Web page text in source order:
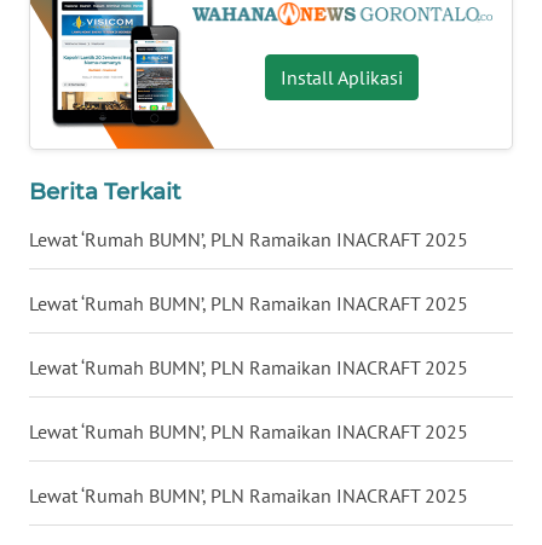
Install Aplikasi
Berita Terkait
Lewat ‘Rumah BUMN’, PLN Ramaikan INACRAFT 2025
Lewat ‘Rumah BUMN’, PLN Ramaikan INACRAFT 2025
Lewat ‘Rumah BUMN’, PLN Ramaikan INACRAFT 2025
Lewat ‘Rumah BUMN’, PLN Ramaikan INACRAFT 2025
Lewat ‘Rumah BUMN’, PLN Ramaikan INACRAFT 2025
WN
NUSANTARA
WN
JATIM
WN
KALBAR
WN
KALTENG